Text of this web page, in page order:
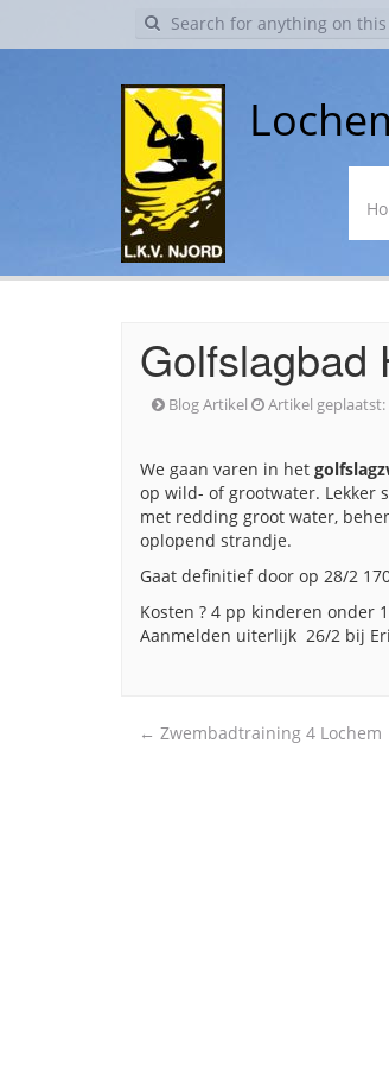
Search
Golfslagbad
Blog Artikel Artikel geplaatst:
We gaan varen in het
op wild- of grootwater. Lekker
met redding groot water,
oplopend strandje.
Gaat definitief door op 28/2
Kosten ? 4 pp kinderen onder
Aanmelden uiterlijk 26/2 bij
Post
← Zwembadtraining 4 Lochem